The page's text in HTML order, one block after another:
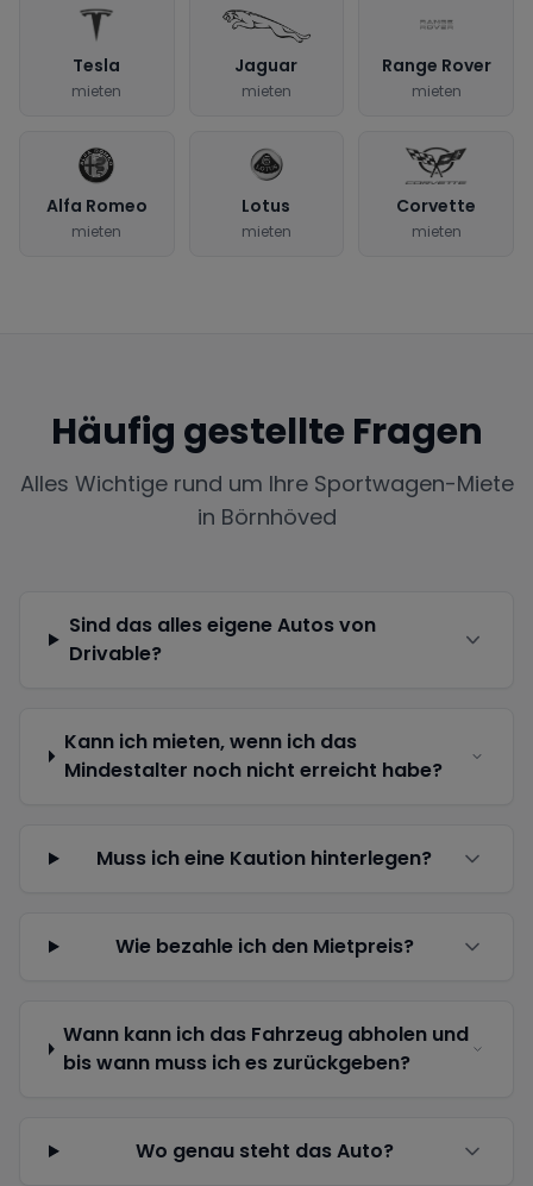
Tesla
mieten
Jaguar
mieten
Range Rover
mieten
Alfa Romeo
mieten
Lotus
mieten
Corvette
mieten
Häufig gestellte Fragen
Alles Wichtige rund um Ihre Sportwagen-Miete
in Börnhöved
Sind das alles eigene Autos von
Drivable?
Kann ich mieten, wenn ich das
Mindestalter noch nicht erreicht habe?
Muss ich eine Kaution hinterlegen?
Wie bezahle ich den Mietpreis?
Wann kann ich das Fahrzeug abholen und
bis wann muss ich es zurückgeben?
Wo genau steht das Auto?